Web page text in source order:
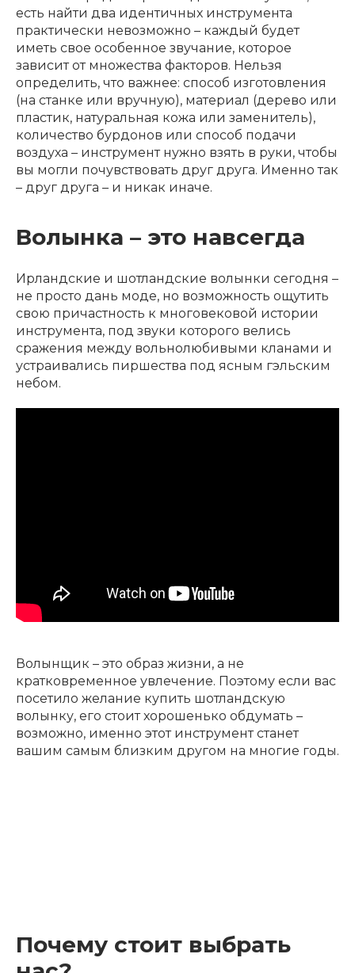
есть найти два идентичных инструмента
практически невозможно – каждый будет
иметь свое особенное звучание, которое
зависит от множества факторов. Нельзя
определить, что важнее: способ изготовления
(на станке или вручную), материал (дерево или
пластик, натуральная кожа или заменитель),
количество бурдонов или способ подачи
воздуха – инструмент нужно взять в руки, чтобы
вы могли почувствовать друг друга. Именно так
– друг друга – и никак иначе.
Волынка – это навсегда
Ирландские и шотландские волынки сегодня –
не просто дань моде, но возможность ощутить
свою причастность к многовековой истории
инструмента, под звуки которого велись
сражения между вольнолюбивыми кланами и
устраивались пиршества под ясным гэльским
небом.
Волынщик – это образ жизни, а не
кратковременное увлечение. Поэтому если вас
посетило желание купить шотландскую
волынку, его стоит хорошенько обдумать –
возможно, именно этот инструмент станет
вашим самым близким другом на многие годы.
Почему стоит выбрать